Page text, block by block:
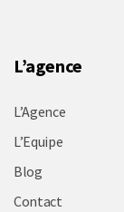
L’agence
L’Agence
L’Equipe
Blog
Contact